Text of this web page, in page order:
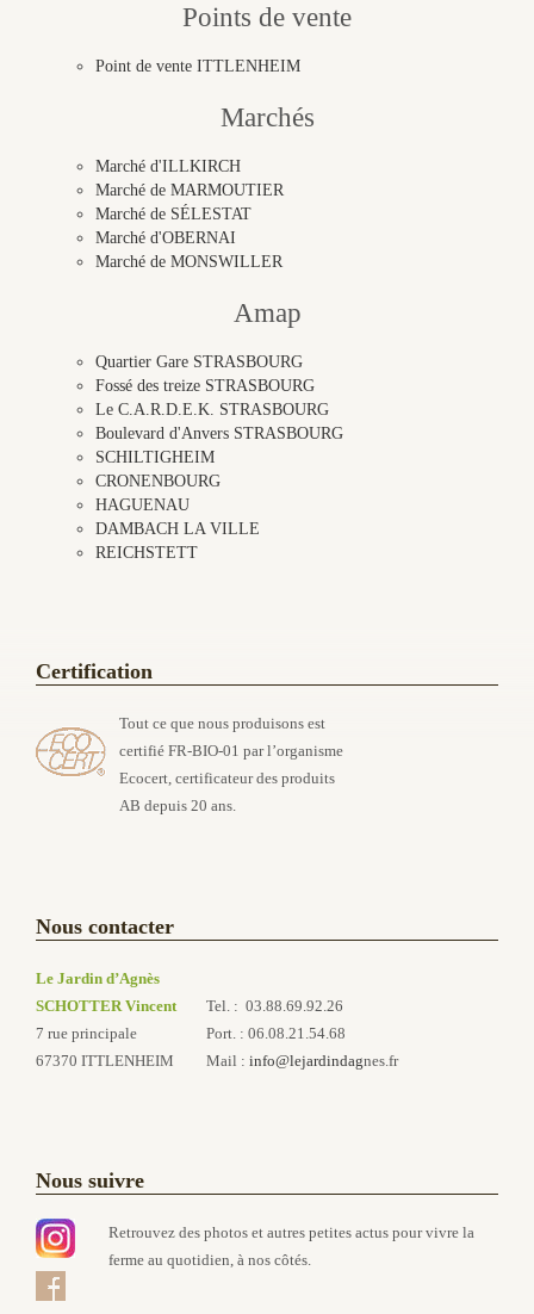
Points de vente
Point de vente ITTLENHEIM
Marchés
Marché d'ILLKIRCH
Marché de MARMOUTIER
Marché de SÉLESTAT
Marché d'OBERNAI
Marché de MONSWILLER
Amap
Quartier Gare STRASBOURG
Fossé des treize STRASBOURG
Le C.A.R.D.E.K. STRASBOURG
Boulevard d'Anvers STRASBOURG
SCHILTIGHEIM
CRONENBOURG
HAGUENAU
DAMBACH LA VILLE
REICHSTETT
Certification
Tout ce que nous produisons est
certifié FR-BIO-01 par l’organisme
Ecocert, certificateur des produits
AB depuis 20 ans.
Nous contacter
Le Jardin d’Agnès
SCHOTTER Vincent
7 rue principale
67370 ITTLENHEIM
Tel. : 03.88.69.92.26
Port. : 06.08.21.54.68
Mail : info@lejardindagnes.fr
Nous suivre
Retrouvez des photos et autres petites actus pour vivre la
ferme au quotidien, à nos côtés.